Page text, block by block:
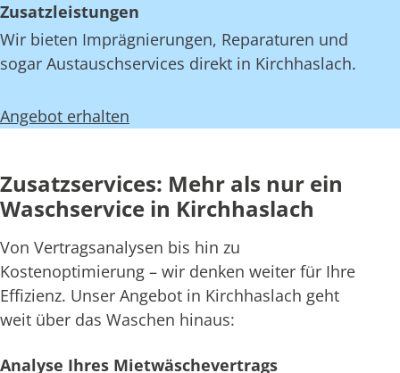
Zusatzleistungen
Wir bieten Imprägnierungen, Reparaturen und
sogar Austauschservices direkt in Kirchhaslach.
Angebot erhalten
Zusatzservices: Mehr als nur ein
Waschservice in Kirchhaslach
Von Vertragsanalysen bis hin zu
Kostenoptimierung – wir denken weiter für Ihre
Effizienz. Unser Angebot in Kirchhaslach geht
weit über das Waschen hinaus:
Analyse Ihres Mietwäschevertrags